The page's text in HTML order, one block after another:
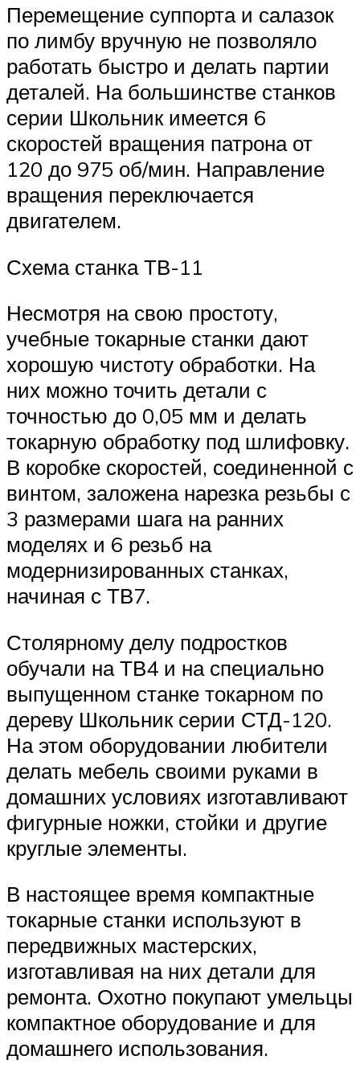
Перемещение суппорта и салазок
по лимбу вручную не позволяло
работать быстро и делать партии
деталей. На большинстве станков
серии Школьник имеется 6
скоростей вращения патрона от
120 до 975 об/мин. Направление
вращения переключается
двигателем.
Схема станка ТВ-11
Несмотря на свою простоту,
учебные токарные станки дают
хорошую чистоту обработки. На
них можно точить детали с
точностью до 0,05 мм и делать
токарную обработку под шлифовку.
В коробке скоростей, соединенной с
винтом, заложена нарезка резьбы с
3 размерами шага на ранних
моделях и 6 резьб на
модернизированных станках,
начиная с ТВ7.
Столярному делу подростков
обучали на ТВ4 и на специально
выпущенном станке токарном по
дереву Школьник серии СТД-120.
На этом оборудовании любители
делать мебель своими руками в
домашних условиях изготавливают
фигурные ножки, стойки и другие
круглые элементы.
В настоящее время компактные
токарные станки используют в
передвижных мастерских,
изготавливая на них детали для
ремонта. Охотно покупают умельцы
компактное оборудование и для
домашнего использования.